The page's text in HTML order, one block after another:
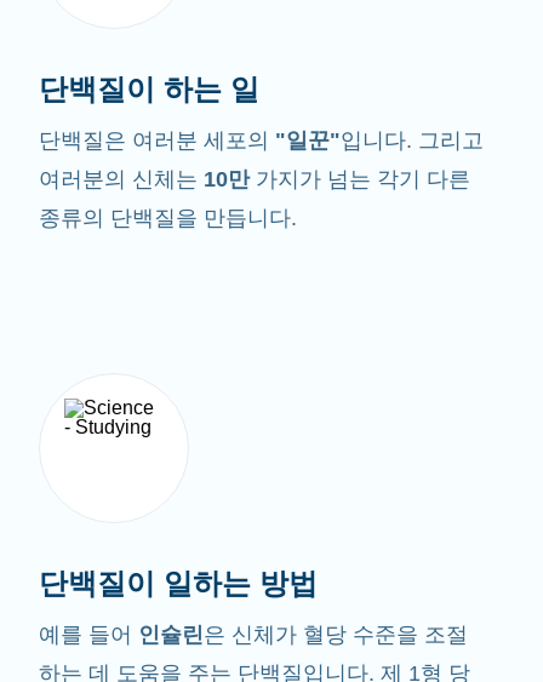
단백질이 하는 일
단백질은 여러분 세포의 "일꾼"입니다. 그리고
여러분의 신체는 10만 가지가 넘는 각기 다른
종류의 단백질을 만듭니다.
단백질이 일하는 방법
예를 들어 인슐린은 신체가 혈당 수준을 조절
하는 데 도움을 주는 단백질입니다. 제 1형 당